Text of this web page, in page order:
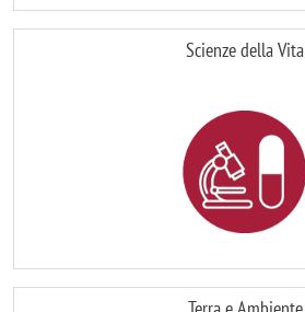
Scienze della Vita